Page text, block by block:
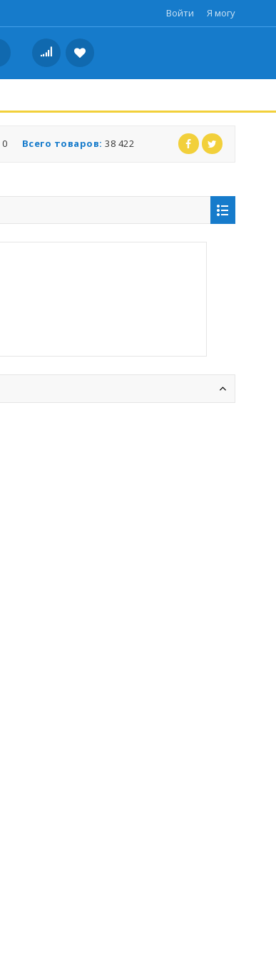
Войти Я могу
Всего товаров: 38 422
0